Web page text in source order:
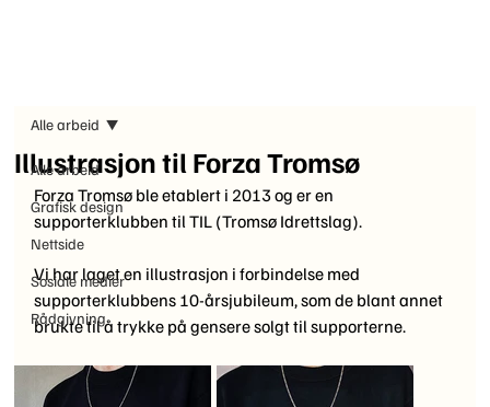
Alle arbeid
Grafisk design
Nettside
Sosiale medier
Rådgivning
Alle arbeid
Illustrasjon til Forza Tromsø
Forza Tromsø ble etablert i 2013 og er en
supporterklubben til TIL (Tromsø Idrettslag).
Vi har laget en illustrasjon i forbindelse med
supporterklubbens 10-årsjubileum, som de blant annet
brukte til å trykke på gensere solgt til supporterne.